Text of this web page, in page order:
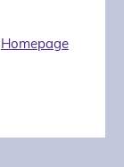
Homepage